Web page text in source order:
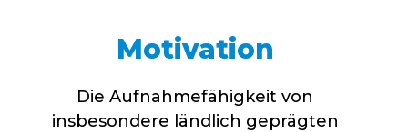
Motivation
Die Aufnahmefähigkeit von
insbesondere ländlich geprägten